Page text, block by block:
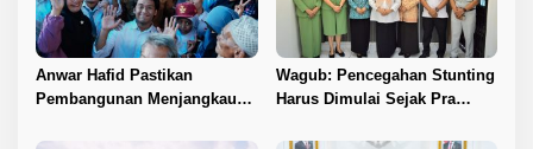
Anwar Hafid Pastikan
Pembangunan Menjangkau
Wagub: Pencegahan Stunting
Harus Dimulai Sejak Pra